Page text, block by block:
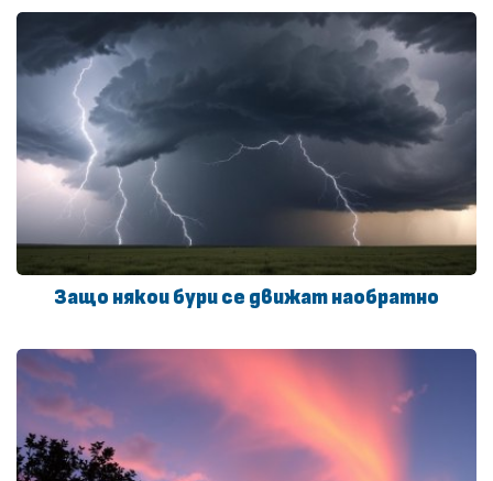
Защо някои бури се движат наобратно